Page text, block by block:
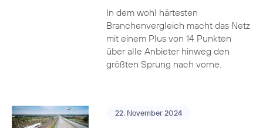
In dem wohl härtesten
Branchenvergleich macht das Netz
mit einem Plus von 14 Punkten
über alle Anbieter hinweg den
größten Sprung nach vorne.
22. November 2024